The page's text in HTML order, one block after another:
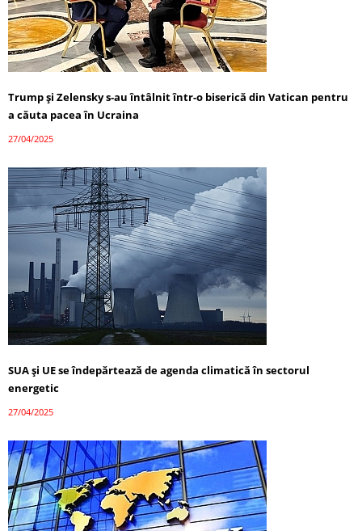
Trump și Zelensky s-au întâlnit într-o biserică din Vatican pentru
a căuta pacea în Ucraina
27/04/2025
SUA și UE se îndepărtează de agenda climatică în sectorul
energetic
27/04/2025